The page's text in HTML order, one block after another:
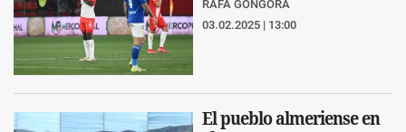
RAFA GÓNGORA
03.02.2025 | 13:00
El pueblo almeriense en